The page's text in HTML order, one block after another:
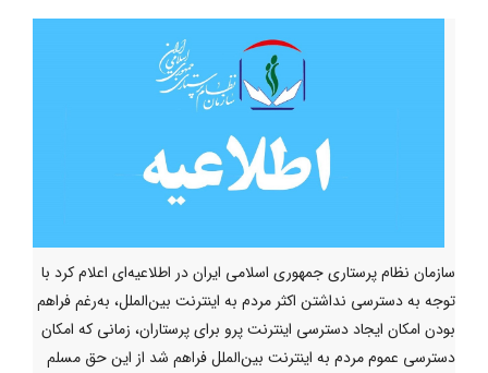
سازمان نظام پرستاری جمهوری اسلامی ایران در اطلاعیه‌ای اعلام کرد با
توجه به دسترسی نداشتن اکثر مردم به اینترنت بین‌الملل، به‌رغم فراهم
بودن امکان ایجاد دسترسی اینترنت پرو برای پرستاران، زمانی که امکان
دسترسی عموم مردم به اینترنت بین‌الملل فراهم شد از این حق مسلم